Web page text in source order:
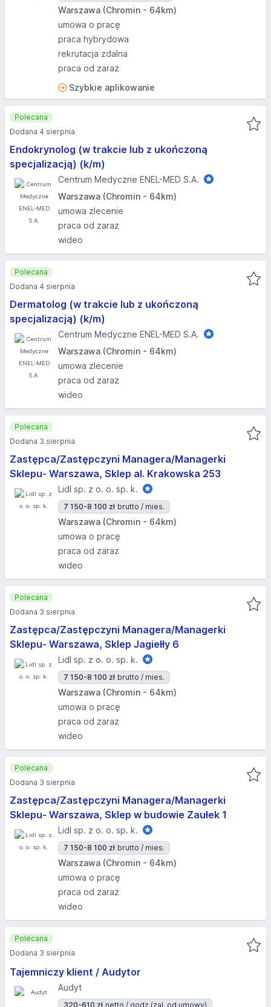
Warszawa (Chromin - 64km)
umowa o pracę
praca hybrydowa
rekrutacja zdalna
praca od zaraz
Szybkie aplikowanie
Endokrynolog (w trakcie lub z ukończoną
specjalizacją) (k/m)
Centrum Medyczne ENEL-MED S.A.
Warszawa (Chromin - 64km)
umowa zlecenie
praca od zaraz
wideo
Polecana
Dodana 4 sierpnia
Dermatolog (w trakcie lub z ukończoną
specjalizacją) (k/m)
Centrum Medyczne ENEL-MED S.A.
Warszawa (Chromin - 64km)
umowa zlecenie
praca od zaraz
wideo
Polecana
Dodana 4 sierpnia
Zastępca/Zastępczyni Managera/Managerki
Sklepu- Warszawa, Sklep al. Krakowska 253
Lidl sp. z o. o. sp. k.
7 150-8 100 zł brutto / mies.
Warszawa (Chromin - 64km)
umowa o pracę
praca od zaraz
wideo
Polecana
Dodana 3 sierpnia
Zastępca/Zastępczyni Managera/Managerki
Sklepu- Warszawa, Sklep Jagiełły 6
Lidl sp. z o. o. sp. k.
7 150-8 100 zł brutto / mies.
Warszawa (Chromin - 64km)
umowa o pracę
praca od zaraz
wideo
Polecana
Dodana 3 sierpnia
Zastępca/Zastępczyni Managera/Managerki
Sklepu- Warszawa, Sklep w budowie Zaułek 1
Lidl sp. z o. o. sp. k.
7 150-8 100 zł brutto / mies.
Warszawa (Chromin - 64km)
umowa o pracę
praca od zaraz
wideo
Polecana
Dodana 3 sierpnia
Tajemniczy klient / Audytor
Audyt
320-610 zł netto / godz.(zal. od umowy)
Polecana
Dodana 3 sierpnia